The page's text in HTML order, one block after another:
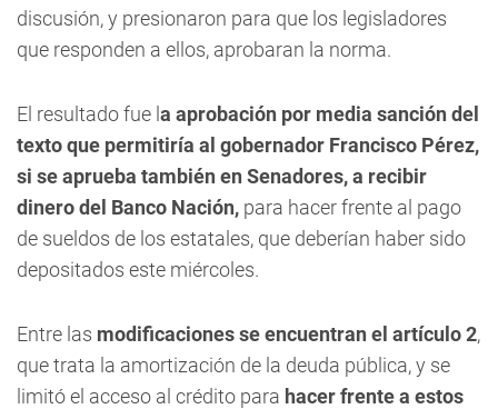
discusión, y presionaron para que los legisladores
que responden a ellos, aprobaran la norma.
El resultado fue l a aprobación por media sanción del
texto que permitiría al gobernador Francisco Pérez,
si se aprueba también en Senadores, a recibir
dinero del Banco Nación, para hacer frente al pago
de sueldos de los estatales, que deberían haber sido
depositados este miércoles.
Entre las modificaciones se encuentran el artículo 2,
que trata la amortización de la deuda pública, y se
limitó el acceso al crédito para hacer frente a estos